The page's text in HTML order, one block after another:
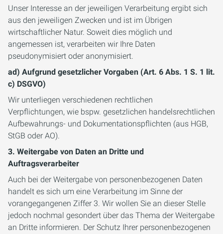
Unser Interesse an der jeweiligen Verarbeitung ergibt sich
aus den jeweiligen Zwecken und ist im Übrigen
wirtschaftlicher Natur. Soweit dies möglich und
angemessen ist, verarbeiten wir Ihre Daten
pseudonymisiert oder anonymisiert.
ad) Aufgrund gesetzlicher Vorgaben (Art. 6 Abs. 1 S. 1 lit.
c) DSGVO)
Wir unterliegen verschiedenen rechtlichen
Verpflichtungen, wie bspw. gesetzlichen handelsrechtlichen
Aufbewahrungs- und Dokumentationspflichten (aus HGB,
StGB oder AO).
3. Weitergabe von Daten an Dritte und
Auftragsverarbeiter
Auch bei der Weitergabe von personenbezogenen Daten
handelt es sich um eine Verarbeitung im Sinne der
vorangegangenen Ziffer 3. Wir wollen Sie an dieser Stelle
jedoch nochmal gesondert über das Thema der Weitergabe
an Dritte informieren. Der Schutz Ihrer personenbezogenen